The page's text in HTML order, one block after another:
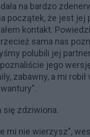
na bardzo
początek, że jest jej
kontakt.
sama nas
polubili jej
jego
zabawny, a mi
się zdziwiona.
mi nie wierzysz",